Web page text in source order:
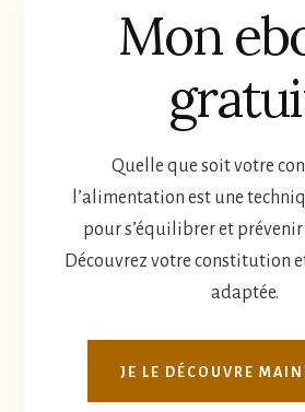
Mon
Quelle que soit votre
l’alimentation est une
pour s’équilibrer et
Découvrez votre constitution
adaptée.
JE LE DÉCOUVRE